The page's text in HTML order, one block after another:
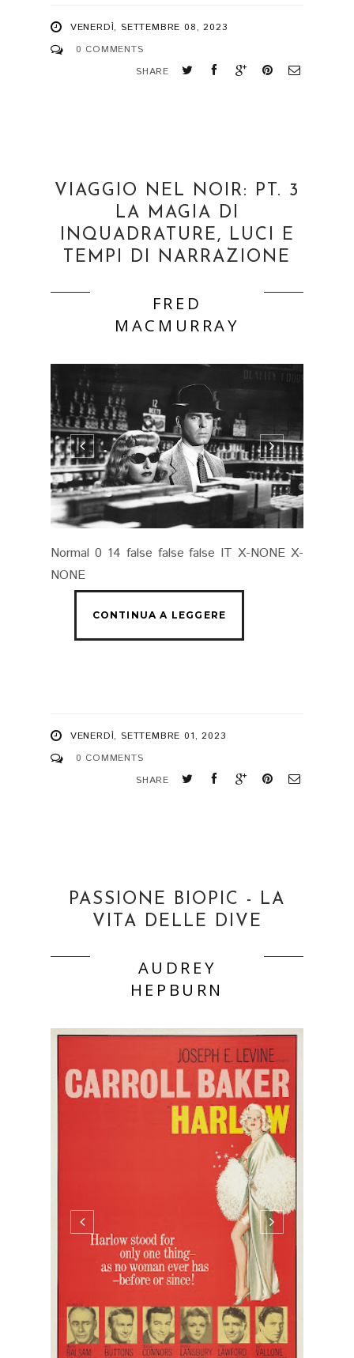
VENERDÌ, SETTEMBRE 08, 2023
0 COMMENTS
SHARE
VIAGGIO NEL NOIR: PT. 3
LA MAGIA DI
INQUADRATURE, LUCI E
TEMPI DI NARRAZIONE
FRED
MACMURRAY
Normal 0 14 false false false IT X-NONE X-
NONE
VENERDÌ, SETTEMBRE 01, 2023
0 COMMENTS
SHARE
PASSIONE BIOPIC - LA
VITA DELLE DIVE
AUDREY
HEPBURN